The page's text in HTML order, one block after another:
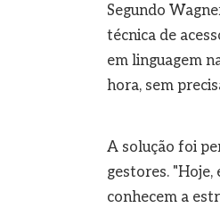
Segundo
técnica de
em linguagem
hora, sem
A solução foi
gestores.
conhecem a